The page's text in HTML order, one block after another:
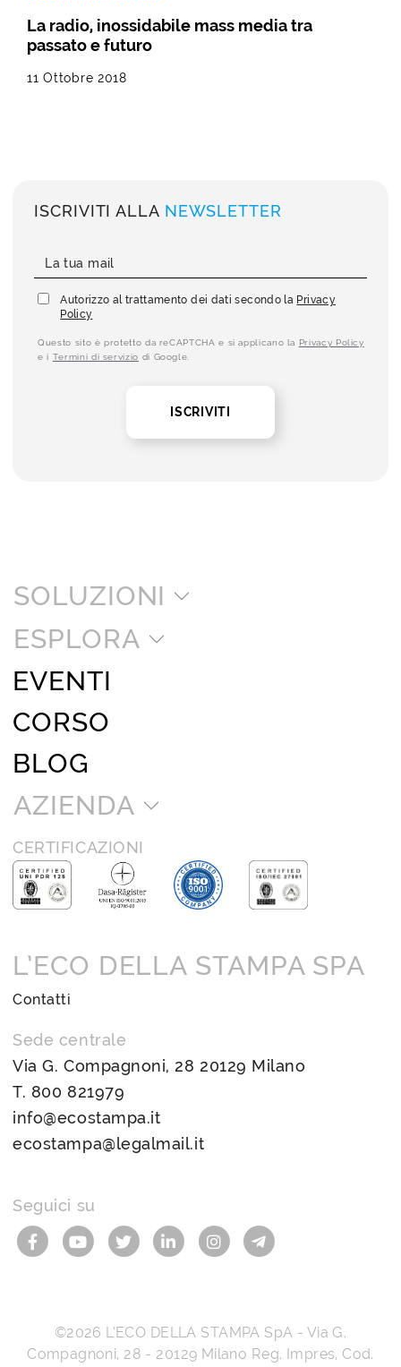
La radio, inossidabile mass media tra
passato e futuro
11 Ottobre 2018
ISCRIVITI ALLA NEWSLETTER
Autorizzo al trattamento dei dati secondo la Privacy
Policy
Questo sito è protetto da reCAPTCHA e si applicano la Privacy Policy
e i Termini di servizio di Google.
ISCRIVITI
SOLUZIONI
ESPLORA
EVENTI
CORSO
BLOG
AZIENDA
CERTIFICAZIONI
L’ECO DELLA STAMPA SPA
Contatti
Sede centrale
Via G. Compagnoni, 28 20129 Milano
T. 800 821979
info@ecostampa.it
ecostampa@legalmail.it
Seguici su
©2026 L’ECO DELLA STAMPA SpA - Via G.
Compagnoni, 28 - 20129 Milano Reg. Impres, Cod.